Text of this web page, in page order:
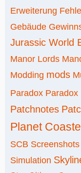
Erweiterung
Gebäude
Jurassic World
Manor Lords
Modding mods
Paradox Paradox
Patchnotes
Planet
SCB Screenshots
Simulation